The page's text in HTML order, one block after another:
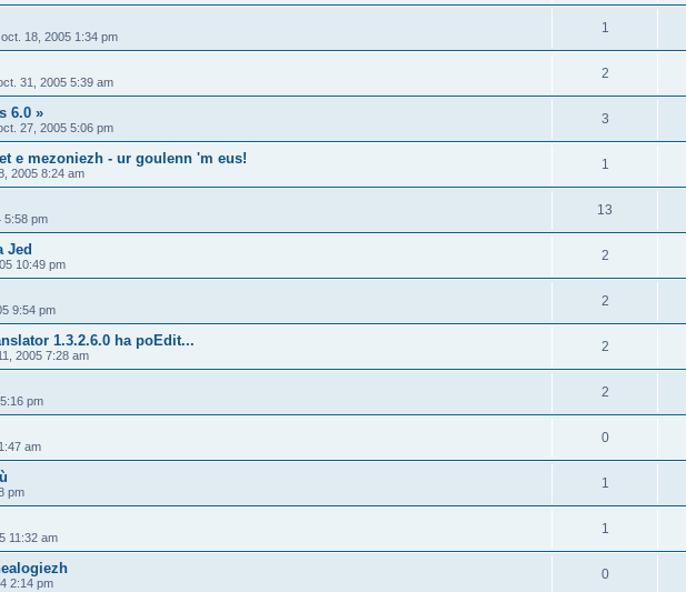
18, 2005 1:34 pm
1
31, 2005 5:39 am
2
6.0 »
27, 2005 5:06 pm
3
e mezoniezh - ur goulenn 'm eus!
2005 8:24 am
1
5:58 pm
13
Jed
10:49 pm
2
9:54 pm
2
1.3.2.6.0 ha poEdit...
2005 7:28 am
2
pm
2
am
0
pm
1
11:32 am
1
2:14 pm
0